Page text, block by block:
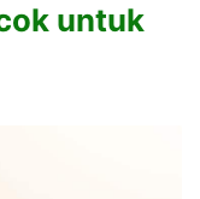
untuk